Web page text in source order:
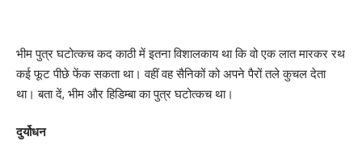
भीम पुत्र घटोत्कच कद काठी में इतना विशालकाय था कि वो एक लात मारकर रथ
कई फूट पीछे फेंक सकता था। वहीं वह सैनिकों को अपने पैरों तले कुचल देता
था। बता दें, भीम और हिडिम्बा का पुत्र घटोत्कच था।
दुर्योधन